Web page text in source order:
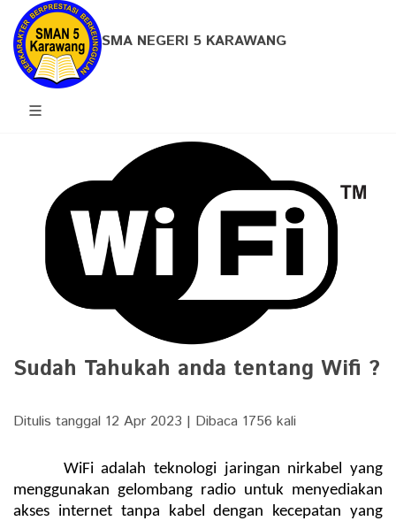
SMA NEGERI 5 KARAWANG
Sudah Tahukah anda tentang Wifi ?
Ditulis tanggal 12 Apr 2023 | Dibaca 1756 kali
WiFi adalah teknologi jaringan nirkabel yang
menggunakan gelombang radio untuk menyediakan
akses internet tanpa kabel dengan kecepatan yang